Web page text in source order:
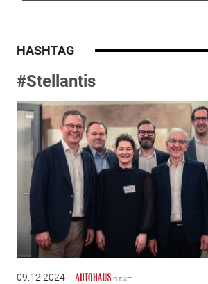
HASHTAG
#Stellantis
09.12.2024